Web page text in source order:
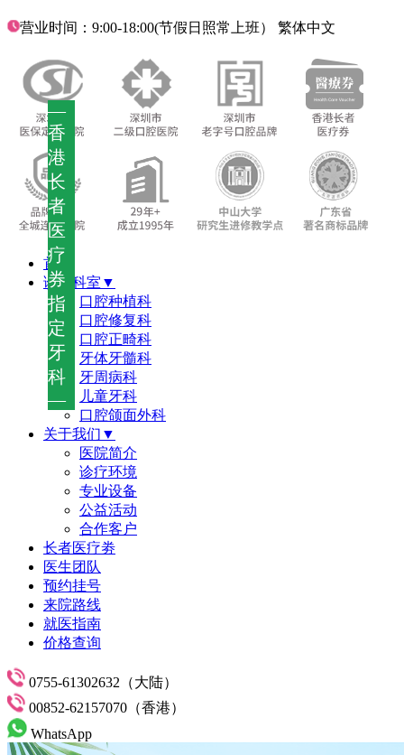
—
香
港
长
者
医
疗
券
指
定
牙
科
—
营业时间：9:00-18:00(节假日照常上班） 繁体中文
首页
诊疗科室▼
口腔种植科
口腔修复科
口腔正畸科
牙体牙髓科
牙周病科
儿童牙科
口腔颌面外科
关于我们▼
医院简介
诊疗环境
专业设备
公益活动
合作客户
长者医疗劵
医生团队
预约挂号
来院路线
就医指南
价格查询
0755-61302632（大陆）
00852-62157070（香港）
WhatsApp